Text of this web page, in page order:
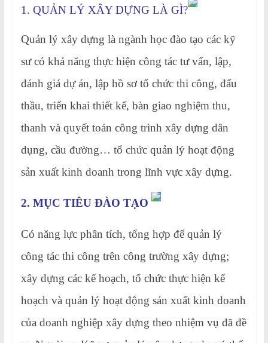
1. QUẢN LÝ XÂY DỰNG LÀ GÌ?
Quản lý xây dựng là ngành học đào tạo các kỹ
sư có khả năng thực hiện công tác tư vấn, lập,
đánh giá dự án, lập hồ sơ tổ chức thi công, đấu
thầu, triển khai thiết kế, bàn giao nghiệm thu,
thanh và quyết toán công trình xây dựng dân
dụng, cầu đường… tổ chức quản lý hoạt động
sản xuất kinh doanh trong lĩnh vực xây dựng.
2. MỤC TIÊU ĐÀO TẠO
Có năng lực phân tích, tổng hợp để quản lý
công tác thi công trên công trường xây dựng;
xây dựng các kế hoạch, tổ chức thực hiện kế
hoạch và quản lý hoạt động sản xuất kinh doanh
của doanh nghiệp xây dựng theo nhiệm vụ đã đề